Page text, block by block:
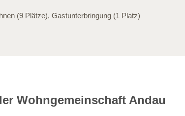
(9 Plätze), Gastunterbringung (1 Platz)
Wohngemeinschaft Andau